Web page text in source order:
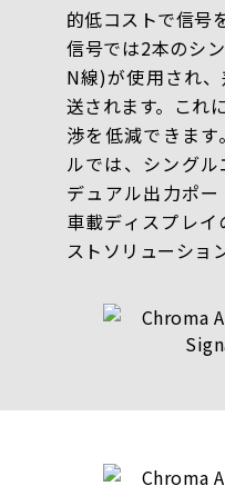
的低コストで信号
信号では2本のシ
N線)が使用され
送されます。これ
渉を低減できま
ルでは、シング
デュアル出力ポー
車載ディスプレ
ストソリューショ